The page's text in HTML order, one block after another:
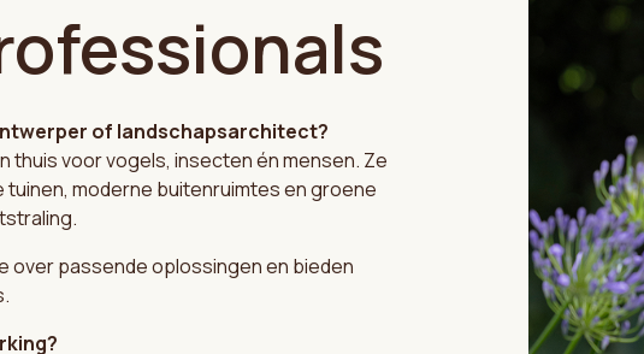
of landschapsarchitect?
thuis voor vogels, insecten én mensen. Ze
moderne buitenruimtes en groene
over passende oplossingen en bieden